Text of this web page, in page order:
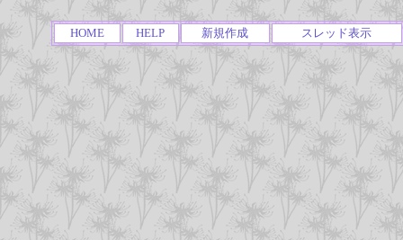
HOME HELP 新規作成 スレッド表示